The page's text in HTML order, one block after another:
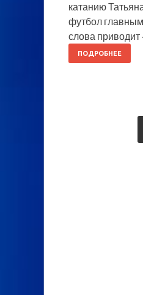
катанию
футбол
слова
ПОДРОБНЕЕ